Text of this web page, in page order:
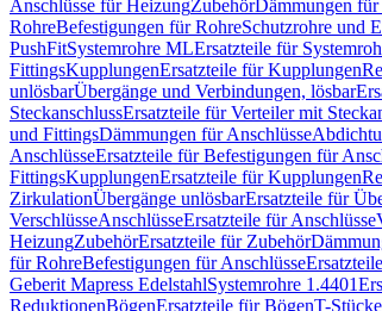
Anschlüsse für HeizungZubehörDämmungen
RohreBefestigungen für RohreSchutzrohre und
PushFitSystemrohre MLErsatzteile für
FittingsKupplungenErsatzteile für Kupplungen
unlösbarÜbergänge und Verbindungen, lösbar
SteckanschlussErsatzteile für Verteiler mit
und FittingsDämmungen für Anschlüsse
AnschlüsseErsatzteile für Befestigungen für
FittingsKupplungenErsatzteile für Kupplungen
ZirkulationÜbergänge unlösbarErsatzteile für
VerschlüsseAnschlüsseErsatzteile für Anschlüsse
HeizungZubehörErsatzteile für Zubehör
für RohreBefestigungen für Anschlüsse
Geberit Mapress EdelstahlSystemrohre 1.4401
ReduktionenBögenErsatzteile für BögenT-Stücke